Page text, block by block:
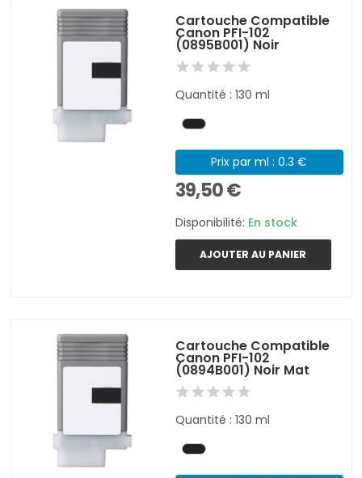
Cartouche Compatible
Canon PFI-102
(0895B001) Noir
Quantité : 130 ml
Prix par ml : 0.3 €
39,50 €
Disponibilité: En stock
AJOUTER AU PANIER
Cartouche Compatible
Canon PFI-102
(0894B001) Noir Mat
Quantité : 130 ml